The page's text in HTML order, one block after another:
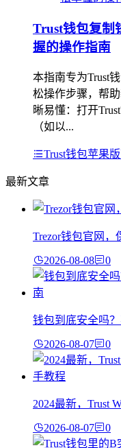
Trust钱包复制
握的操作指南
本指南专为Trust
松操作步骤，帮
晰易懂：打开
（如以...
Trust钱包苹果
最新文章
Trezor钱包官网，
2026-08-08 0
钱包到底安全吗
2026-08-07 0
2024最新，Trust
2026-08-07 0